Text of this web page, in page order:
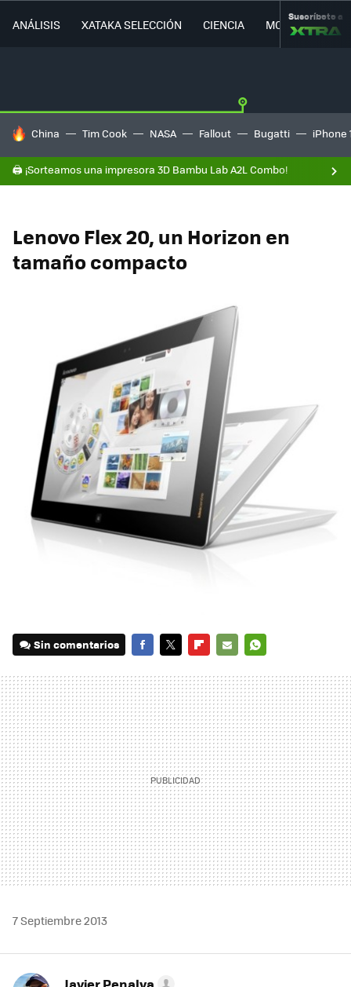
ANÁLISIS XATAKA SELECCIÓN CIENCIA MOVILIDAD
Suscríbete a
HOY SE HABLA DE
China Tim Cook NASA Fallout Bugatti iPhone
🖨️ ¡Sorteamos una impresora 3D Bambu Lab A2L Combo!
Lenovo Flex 20, un Horizon en
tamaño compacto
Sin comentarios
MAIL
7 Septiembre 2013